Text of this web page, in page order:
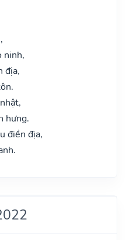
ninh,
địa,
hưng.
điền địa,